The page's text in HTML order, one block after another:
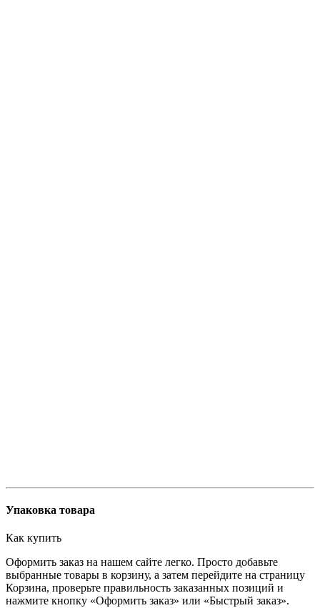
Упаковка товара
Как купить
Оформить заказ на нашем сайте легко. Просто добавьте
выбранные товары в корзину, а затем перейдите на страницу
Корзина, проверьте правильность заказанных позиций и
нажмите кнопку «Оформить заказ» или «Быстрый заказ».